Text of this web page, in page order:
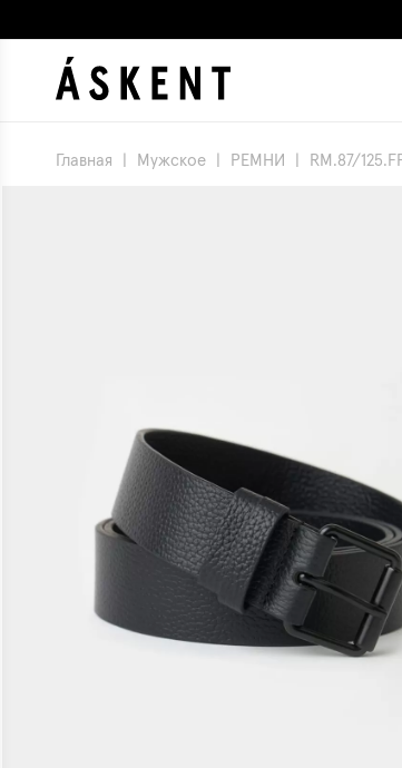
Главная Мужское РЕМНИ RM.87/